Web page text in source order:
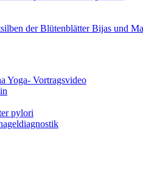
der Blütenblätter Bijas und
Yoga- Vortragsvideo
pylori